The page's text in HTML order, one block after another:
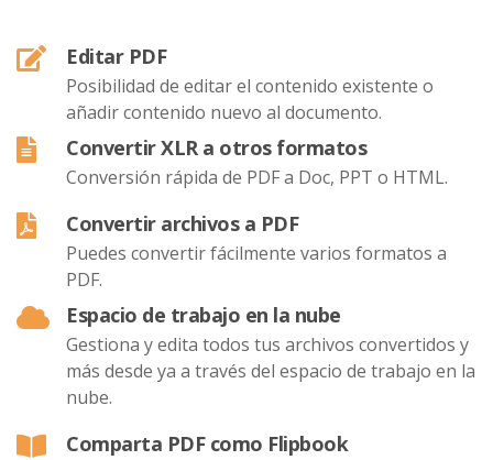
Editar PDF
Posibilidad de editar el contenido existente o
añadir contenido nuevo al documento.
Convertir XLR a otros formatos
Conversión rápida de PDF a Doc, PPT o HTML.
Convertir archivos a PDF
Puedes convertir fácilmente varios formatos a
PDF.
Espacio de trabajo en la nube
Gestiona y edita todos tus archivos convertidos y
más desde ya a través del espacio de trabajo en la
nube.
Comparta PDF como Flipbook